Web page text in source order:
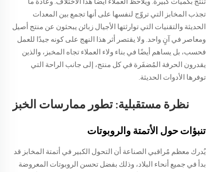
تُنتج بكميات كبيرة. ويلاحظ العملاء أيضًا هذا الاختلاف. وعادةً ما
تجذب المخابز التي تروّج لنفسها على أنها تجمع بين المعدات
الحديثة والتقنيات التي توارثتها الأجيال زبائن يبحثون عن منتج أصيل
ومعاصر في آنٍ واحد. ولا يقتصر أثر هذا النهج على كونه جيدًا للعمل
فحسب، بل يساهم أيضًا في بناء ولاء العملاء تجاه المخبز، والذين
يقدرون الحرفة المُضفَرة في كل منتج، إلى جانب الراحة التي
توفرها الأدوات الحديثة.
نظرة مستقبلية: تطور ممارسات الخبز
تنبؤات حول الأتمتة والروبوتات
يُدرك معظم مُراقبي الصناعة أن التحول الكبير في أتمتة المخابز قد
بدأ في جميع أنحاء البلاد، وذلك بفضل تحسن الروبوتات المعروضة